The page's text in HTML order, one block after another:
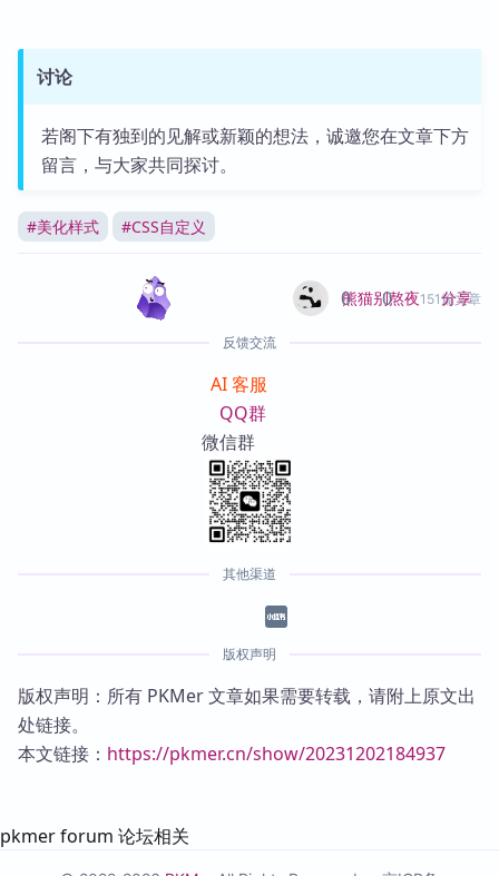
讨论
若阁下有独到的见解或新颖的想法，诚邀您在文章下方
留言，与大家共同探讨。
#美化样式 #CSS自定义
熊猫别熬夜151篇文章
0 0 分享
反馈交流
AI 客服
QQ群
微信群
其他渠道
版权声明
版权声明：所有 PKMer 文章如果需要转载，请附上原文出
处链接。
本文链接： https://pkmer.cn/show/20231202184937
pkmer forum 论坛相关